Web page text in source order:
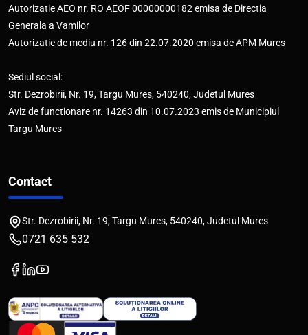
Autorizatie AEO nr. RO AEOF 00000000182 emisa de Directia
Generala a Vamilor
Autorizatie de mediu nr. 126 din 22.07.2020 emisa de APM Mures
Sediul social:
Str. Dezrobirii, Nr. 19, Targu Mures, 540240, Judetul Mures
Aviz de functionare nr. 14263 din 10.07.2023 emis de Municipiul
Targu Mures
Contact
Str. Dezrobirii, Nr. 19, Targu Mures, 540240, Judetul Mures
0721 635 532